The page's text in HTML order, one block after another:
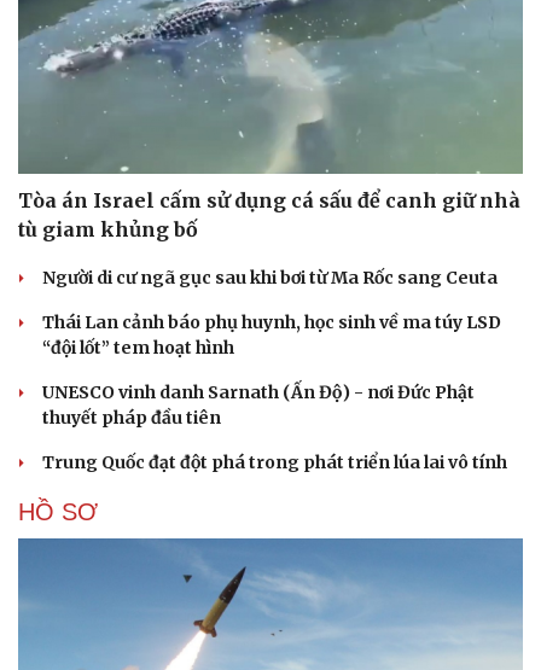
Tòa án Israel cấm sử dụng cá sấu để canh giữ nhà
tù giam khủng bố
Người di cư ngã gục sau khi bơi từ Ma Rốc sang Ceuta
Thái Lan cảnh báo phụ huynh, học sinh về ma túy LSD
“đội lốt” tem hoạt hình
UNESCO vinh danh Sarnath (Ấn Độ) - nơi Đức Phật
thuyết pháp đầu tiên
Trung Quốc đạt đột phá trong phát triển lúa lai vô tính
HỒ SƠ